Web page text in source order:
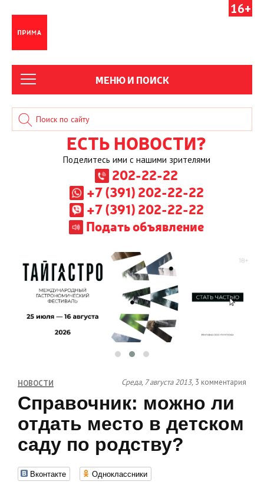
16+
МЕНЮ И ПОИСК
ЕСТЬ НОВОСТИ?
Поделитесь ими с нашими зрителями
202-22-22
+7 (391) 202-22-22
+7 (391) 202-22-22
Подать объявление
НОВОСТИ Среда, 7 августа 2013, 3 комментария
Справочник: можно ли
отдать место в детском
саду по родству?
Вконтакте Одноклассники